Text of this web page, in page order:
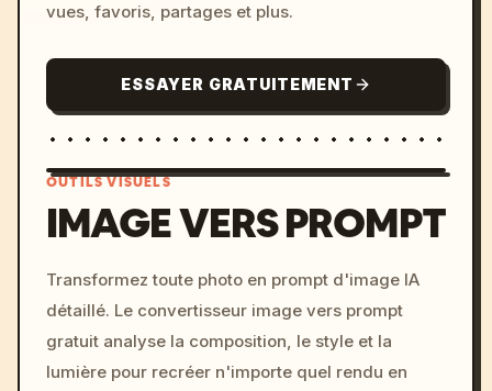
vues, favoris, partages et plus.
ESSAYER GRATUITEMENT
c, cyberpunk sunset, neon
colors, 8k --v 6.0
OUTILS VISUELS
IMAGE VERS PROMPT
Transformez toute photo en prompt d'image IA
détaillé. Le convertisseur image vers prompt
gratuit analyse la composition, le style et la
lumière pour recréer n'importe quel rendu en